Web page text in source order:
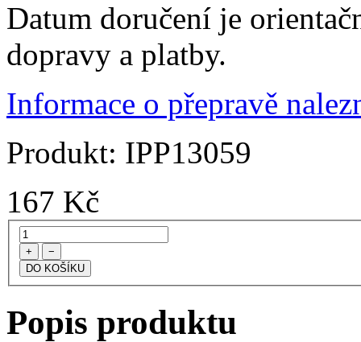
Datum doručení je
dopravy a platby.
Informace o přepravě
Produkt: IPP13059
167 Kč
+ −
Popis produktu